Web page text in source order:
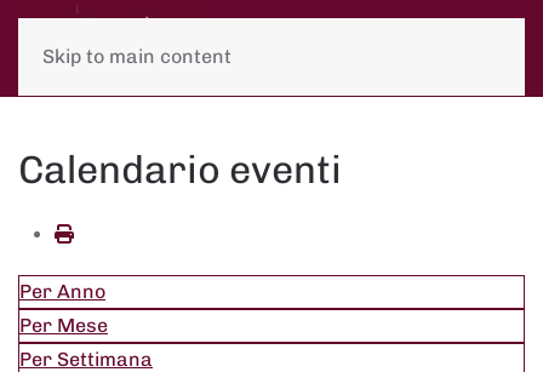
Skip to main content
Calendario eventi
Per Anno
Per Mese
Per Settimana